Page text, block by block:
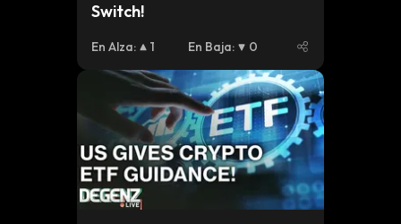
Switch!
En Alza: 1 En Baja: 0